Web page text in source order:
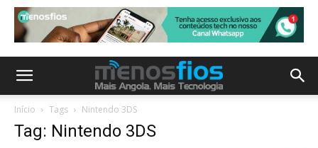
Início Tags Nintendo 3DS
Tag: Nintendo 3DS